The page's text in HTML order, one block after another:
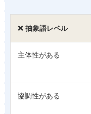
❌ 抽象語レベル
主体性がある
協調性がある